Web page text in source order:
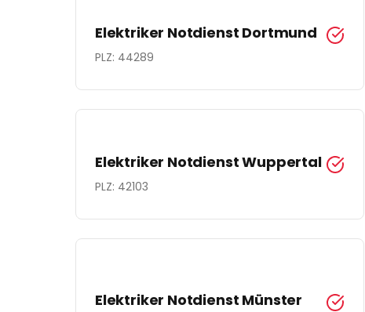
Elektriker Notdienst Dortmund
PLZ: 44289
Elektriker NotdienstWuppertal
PLZ: 42103
Elektriker Notdienst Münster